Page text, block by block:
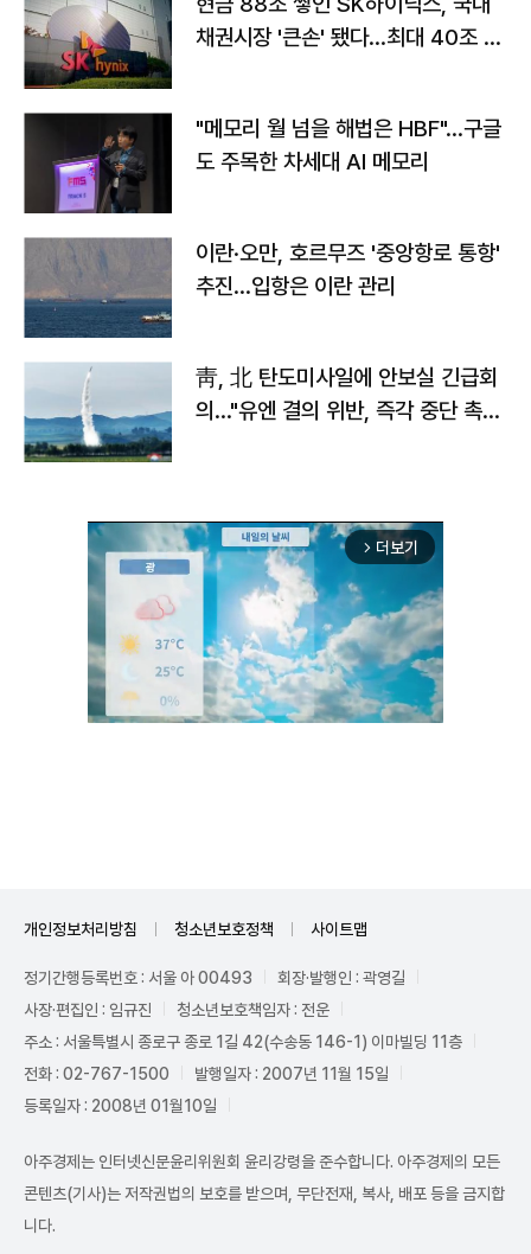
채권시장 '큰손' 됐다…최대 40조 투
"메모리 월 넘을 해법은 HBF"…구글
도 주목한 차세대 AI 메모리
이란·오만, 호르무즈 '중앙항로 통항'
추진…입항은 이란 관리
靑, 北 탄도미사일에 안보실 긴급회
의…"유엔 결의 위반, 즉각 중단 촉
arrow_forward_ios 더보기
개인정보처리방침 청소년보호정책 사이트맵
정기간행등록번호 : 서울 아 00493
회장·발행인 : 곽영길
사장·편집인 : 임규진
청소년보호책임자 : 전운
주소 : 서울특별시 종로구 종로 1길 42(수송동 146-1) 이마빌딩 11층
전화 : 02-767-1500
발행일자 : 2007년 11월 15일
등록일자 : 2008년 01월10일
아주경제는 인터넷신문윤리위원회 윤리강령을 준수합니다. 아주경제의 모든
콘텐츠(기사)는 저작권법의 보호를 받으며, 무단전재, 복사, 배포 등을 금지합
니다.